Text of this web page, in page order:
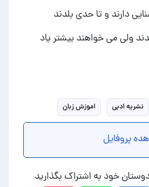
دارند و تا حدی بلدند
ولی می خواهند بیشتر یاد
نشریه ادبی اموزش زبان
پروفایل
خود به اشتراک بگذارید